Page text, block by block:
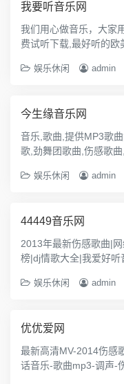
我要听音乐网
我们用心做音乐，大家
费试听下载,最好听的欧
娱乐休闲 admin
今生缘音乐网
音乐,歌曲,提供MP3歌
歌,劲舞团歌曲,伤感歌
下好歌的第一选择。
娱乐休闲 admin
44449音乐网
2013年最新伤感歌曲|
榜|dj情歌大全|我爱好听
曲mp3排行榜,50888,悲
娱乐休闲 admin
优优爱网
最新高清MV-2014伤感
话音乐-歌曲mp3-调声-